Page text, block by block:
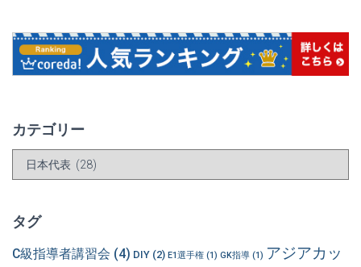
カテゴリー
ー
タグ
C級指導者講習会 (4) DIY (2) E1選手権 (1) GK指導 (1) アジアカッ